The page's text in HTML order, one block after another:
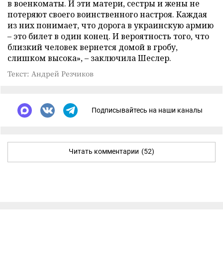
в военкоматы. И эти матери, сестры и жены не
потеряют своего воинственного настроя. Каждая
из них понимает, что дорога в украинскую армию
– это билет в один конец. И вероятность того, что
близкий человек вернется домой в гробу,
слишком высока», – заключила Шеслер.
Текст: Андрей Резчиков
Подписывайтесь на наши каналы
Читать комментарии (52)